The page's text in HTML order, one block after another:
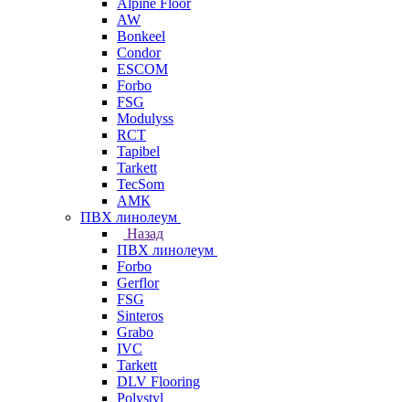
Alpine Floor
AW
Bonkeel
Condor
ESCOM
Forbo
FSG
Modulyss
RCT
Tapibel
Tarkett
TecSom
АМК
ПВХ линолеум
Назад
ПВХ линолеум
Forbo
Gerflor
FSG
Sinteros
Grabo
IVC
Tarkett
DLV Flooring
Polystyl